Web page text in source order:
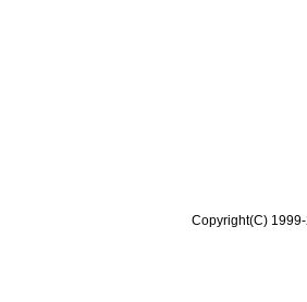
Copyright(C)